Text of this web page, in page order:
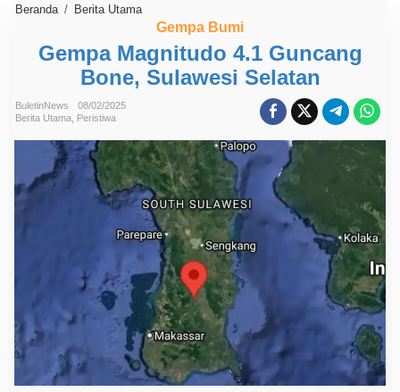
Beranda / Berita Utama
p
a
M
t
u
d
o
4
.
1
G
c
a
n
B
o
n
e
,
Gempa Bumi
Gempa Magnitudo 4.1 Guncang
Bone, Sulawesi Selatan
BuletinNews
08/02/2025
Berita Utama Peristiwa